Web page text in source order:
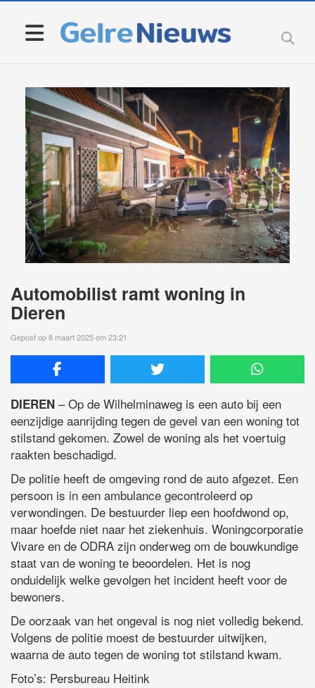
Automobilist ramt woning in
Dieren
Gepost op 8 maart 2025 om 23:21
DIEREN – Op de Wilhelminaweg is een auto bij een
eenzijdige aanrijding tegen de gevel van een woning tot
stilstand gekomen. Zowel de woning als het voertuig
raakten beschadigd.
De politie heeft de omgeving rond de auto afgezet. Een
persoon is in een ambulance gecontroleerd op
verwondingen. De bestuurder liep een hoofdwond op,
maar hoefde niet naar het ziekenhuis. Woningcorporatie
Vivare en de ODRA zijn onderweg om de bouwkundige
staat van de woning te beoordelen. Het is nog
onduidelijk welke gevolgen het incident heeft voor de
bewoners.
De oorzaak van het ongeval is nog niet volledig bekend.
Volgens de politie moest de bestuurder uitwijken,
waarna de auto tegen de woning tot stilstand kwam.
Foto’s: Persbureau Heitink